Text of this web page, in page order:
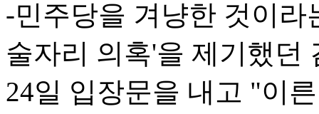
-민주당을 겨냥한 것이
술자리 의혹'을 제기했던
24일 입장문을 내고 "이